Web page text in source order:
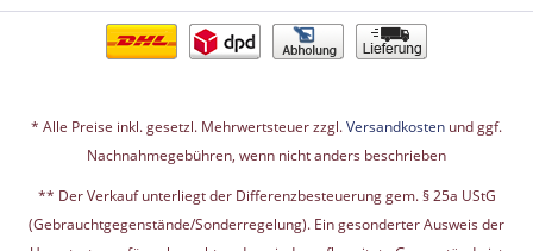
* Alle Preise inkl. gesetzl. Mehrwertsteuer zzgl.Versandkosten und ggf.
Nachnahmegebühren, wenn nicht anders beschrieben
** Der Verkauf unterliegt der Differenzbesteuerung gem. § 25a UStG
(Gebrauchtgegenstände/Sonderregelung). Ein gesonderter Ausweis der